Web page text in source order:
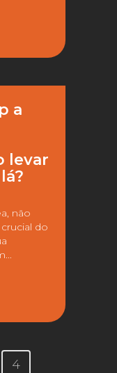
a
levar
não
do
4